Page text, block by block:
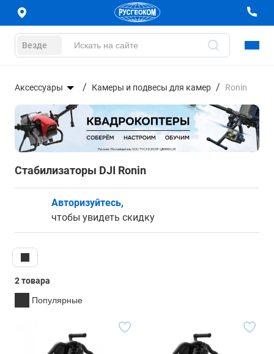
Везде
Аксессуары Камеры и подвесы для камер Ronin
Стабилизаторы DJI Ronin
Авторизуйтесь,
чтобы увидеть скидку
2 товара
Популярные